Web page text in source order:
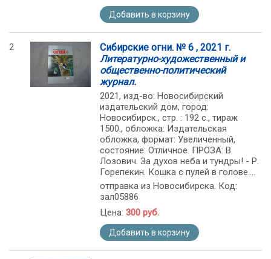
Добавить в корзину
2
Сибирские огни. № 6 , 2021 г.
Литературно-художественный и
общественно-политический
журнал.
2021, изд-во: Новосибирский
издательский дом, город:
Новосибирск., стр. : 192 с., тираж
1500., обложка: Издательская
обложка, формат: Увеличенный,
состояние: Отличное. ПРОЗА: В.
Лозович. За духов неба и тундры! - Р.
Горепекин. Кошка с пулей в голове....
отправка из Новосибирска. Код:
зал05886
Цена: 300 руб.
Добавить в корзину